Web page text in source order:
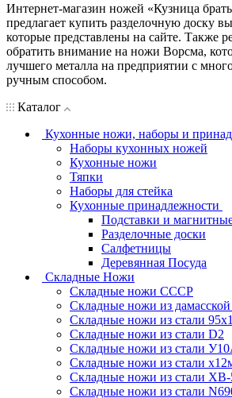
Интернет-магазин ножей «Кузница
предлагает купить разделочную доску
которые представлены на сайте. Также
обратить внимание на ножи Ворсма,
лучшего металла на предприятии с
ручным способом.
Каталог
Кухонные ножи, наборы и
Наборы кухонных ножей
Кухонные ножи
Тяпки
Наборы для стейка
Кухонные принадлежности
Подставки и
Разделочные доски
Салфетницы
Деревянная Посуда
Складные Ножи
Cкладные ножи СССР
Складные ножи из дамасской
Складные ножи из стали
Складные ножи из стали D2
Складные ножи из стали
Складные ножи из стали
Складные ножи из стали ХВ-
Складные ножи из стали